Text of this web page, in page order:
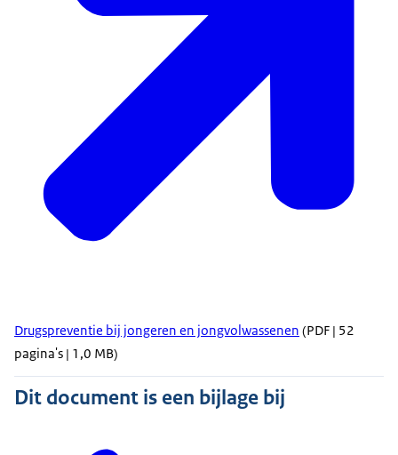
Drugspreventie bij jongeren en jongvolwassenen (PDF | 52
pagina's | 1,0 MB)
Dit document is een bijlage bij